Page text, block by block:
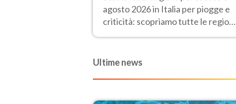
rischio
agosto 2026 in Italia per piogge e
criticità: scopriamo tutte le regioni
Ultime news